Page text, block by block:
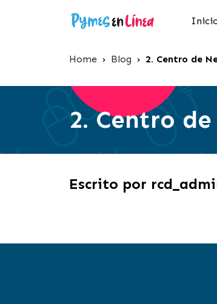
Home › Blog › 2. Centro de
2. Centro
Escrito por